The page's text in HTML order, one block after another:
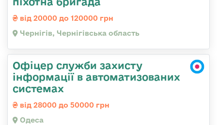
від 20000 до 120000 грн
Чернігів, Чернігівська область
Офіцер служби захисту
інформації в автоматизованих
системах
від 28000 до 50000 грн
Одеса